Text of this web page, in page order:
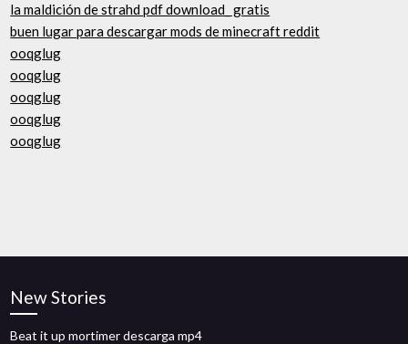
la maldición de strahd pdf download_ gratis
buen lugar para descargar mods de minecraft reddit
ooqglug
ooqglug
ooqglug
ooqglug
ooqglug
New Stories
Beat it up mortimer descarga mp4